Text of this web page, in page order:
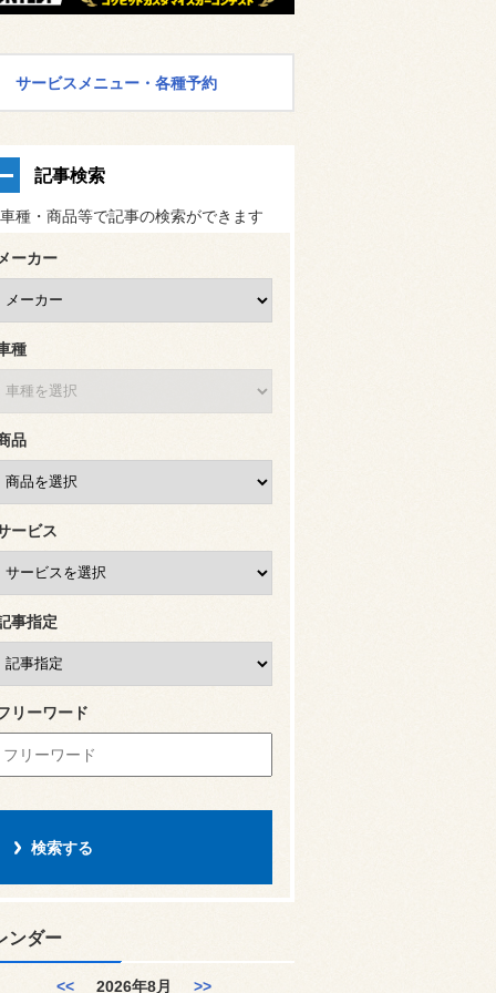
サービスメニュー・各種予約
記事検索
種・商品等で記事の検索ができます
ーカー
種
品
ービス
事指定
リーワード
ンダー
<< 2026年8月 >>